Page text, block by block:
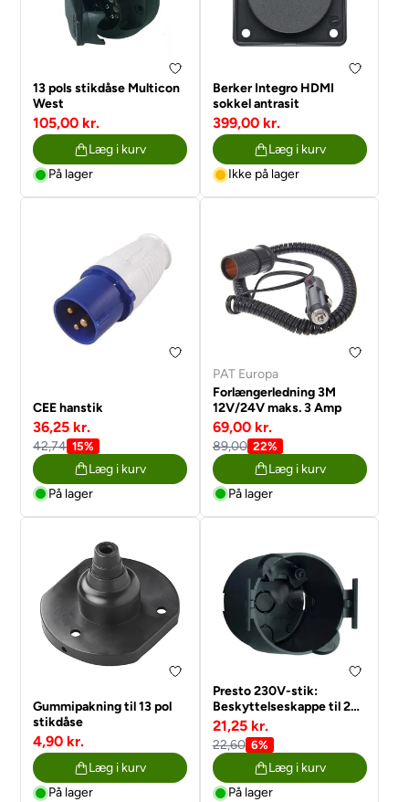
13 pols stikdåse Multicon
West
105,00 kr.
Læg i kurv
På lager
Berker Integro HDMI
sokkel antrasit
399,00 kr.
Læg i kurv
Ikke på lager
CEE hanstik
36,25 kr.
42,74 15%
Læg i kurv
På lager
PAT Europa
Forlængerledning 3M
12V/24V maks. 3 Amp
69,00 kr.
89,00 22%
Læg i kurv
På lager
Gummipakning til 13 pol
stikdåse
4,90 kr.
Læg i kurv
På lager
Presto 230V-stik:
Beskyttelseskappe til 2
kabler serie 20000
21,25 kr.
22,60 6%
Læg i kurv
På lager